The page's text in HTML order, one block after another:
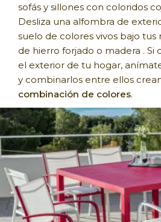
sofás y sillones con coloridos
Desliza una alfombra de
suelo de colores vivos bajo
de hierro forjado o madera . Si
el exterior de tu hogar,
y combinarlos entre ellos
combinación de colores.